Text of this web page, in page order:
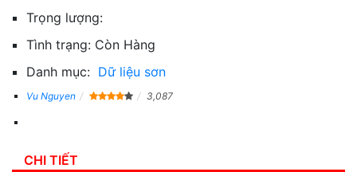
Trọng lượng:
Tình trạng: Còn Hàng
Danh mục: Dữ liệu sơn
Vu Nguyen 3,087
CHI TIẾT